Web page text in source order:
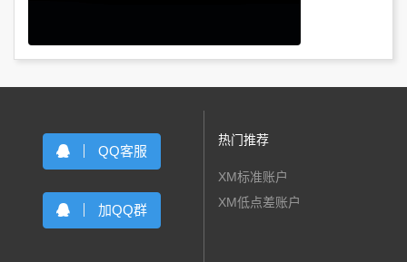
QQ客服
加QQ群
热门推荐
XM标准账户
XM低点差账户